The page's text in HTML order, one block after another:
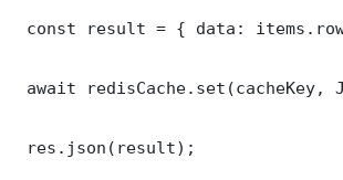
const result = { data:
await
res.json(result);